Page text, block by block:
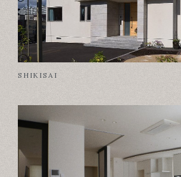
SHIKISAI
リセット 検索する